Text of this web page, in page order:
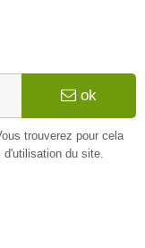
ok
trouverez pour cela
du site.